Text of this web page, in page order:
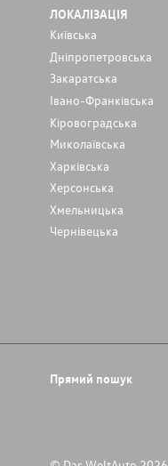
ЛОКАЛІЗАЦІЯ
Київська
Дніпропетровська
Закаратська
Івано-Франківська
Кіровоградська
Миколаївська
Харківська
Херсонська
Хмельницька
Чернівецька
Прямий пошук